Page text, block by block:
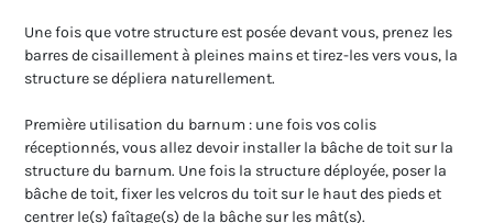
Une fois que votre structure est posée devant vous, prenez les
barres de cisaillement à pleines mains et tirez-les vers vous, la
structure se dépliera naturellement.
Première utilisation du barnum : une fois vos colis
réceptionnés, vous allez devoir installer la bâche de toit sur la
structure du barnum. Une fois la structure déployée, poser la
bâche de toit, fixer les velcros du toit sur le haut des pieds et
centrer le(s) faîtage(s) de la bâche sur les mât(s).